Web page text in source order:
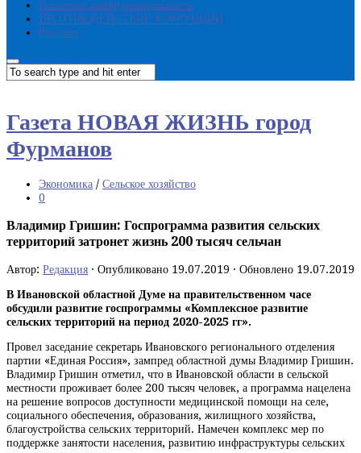
Политика конфиденциальности
ПРОТИВОДЕЙСТВИЕ КОРРУПЦИИ
Реклама
Газета НОВАЯ ЖИЗНЬ город
Фурманов
Экономика / Сельское хозяйство
0
Владимир Гришин: Госпрограмма развития сельских
территорий затронет жизнь 200 тысяч сельчан
Автор: Редакция · Опубликовано 19.07.2019 · Обновлено 19.07.2019
В Ивановской областной Думе на правительственном часе
обсудили развитие госпрограммы «Комплексное развитие
сельских территорий на период 2020-2025 гг».
Провел заседание секретарь Ивановского регионального отделения
партии «Единая Россия», зампред областной думы Владимир Гришин.
Владимир Гришин отметил, что в Ивановской области в сельской
местности проживает более 200 тысяч человек, а программа нацелена
на решение вопросов доступности медицинской помощи на селе,
социального обеспечения, образования, жилищного хозяйства,
благоустройства сельских территорий. Намечен комплекс мер по
поддержке занятости населения, развитию инфраструктуры сельских